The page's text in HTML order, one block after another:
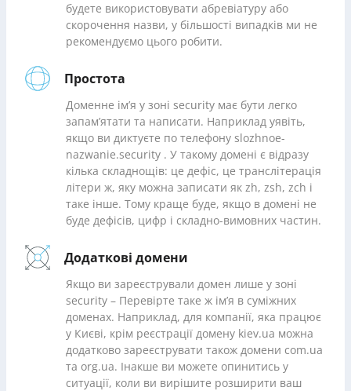
будете використовувати абревіатуру або
скорочення назви, у більшості випадків ми не
рекомендуємо цього робити.
Простота
Доменне ім’я у зоні security має бути легко
запам’ятати та написати. Наприклад уявіть,
якщо ви диктуєте по телефону slozhnoe-
nazwanie.security . У такому домені є відразу
кілька складнощів: це дефіс, це транслітерація
літери ж, яку можна записати як zh, zsh, zch і
таке інше. Тому краще буде, якщо в домені не
буде дефісів, цифр і складно-вимовних частин.
Додаткові домени
Якщо ви зареєстрували домен лише у зоні
security – Перевірте таке ж ім’я в суміжних
доменах. Наприклад, для компанії, яка працює
у Києві, крім реєстрації домену kiev.ua можна
додатково зареєструвати також домени com.ua
та org.ua. Інакше ви можете опинитись у
ситуації, коли ви вирішите розширити ваш